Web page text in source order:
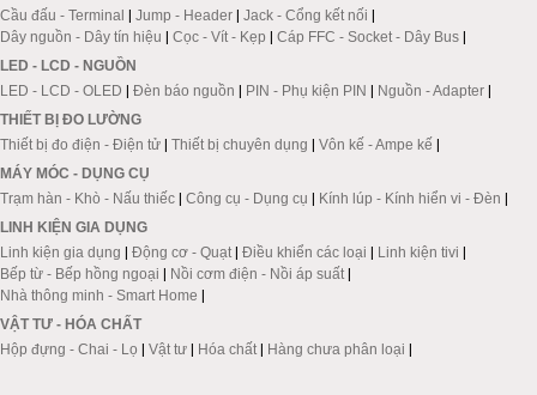
Cầu đấu - Terminal | Jump - Header | Jack - Cổng kết nối |
Dây nguồn - Dây tín hiệu | Cọc - Vít - Kẹp | Cáp FFC - Socket - Dây Bus |
LED - LCD - NGUỒN
LED - LCD - OLED | Đèn báo nguồn | PIN - Phụ kiện PIN | Nguồn - Adapter |
THIẾT BỊ ĐO LƯỜNG
Thiết bị đo điện - Điện tử | Thiết bị chuyên dụng | Vôn kế - Ampe kế |
MÁY MÓC - DỤNG CỤ
Trạm hàn - Khò - Nấu thiếc | Công cụ - Dụng cụ | Kính lúp - Kính hiển vi - Đèn |
LINH KIỆN GIA DỤNG
Linh kiện gia dụng | Động cơ - Quạt | Điều khiển các loại | Linh kiện tivi |
Bếp từ - Bếp hồng ngoại | Nồi cơm điện - Nồi áp suất |
Nhà thông minh - Smart Home |
VẬT TƯ - HÓA CHẤT
Hộp đựng - Chai - Lọ | Vật tư | Hóa chất | Hàng chưa phân loại |